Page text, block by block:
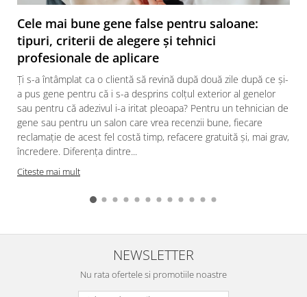
Cele mai bune gene false pentru saloane:
tipuri, criterii de alegere și tehnici
profesionale de aplicare
Ți s-a întâmplat ca o clientă să revină după două zile după ce și-
a pus gene pentru că i s-a desprins colțul exterior al genelor
sau pentru că adezivul i-a iritat pleoapa? Pentru un tehnician de
gene sau pentru un salon care vrea recenzii bune, fiecare
reclamație de acest fel costă timp, refacere gratuită și, mai grav,
încredere. Diferența dintre...
Citeste mai mult
NEWSLETTER
Nu rata ofertele si promotiile noastre